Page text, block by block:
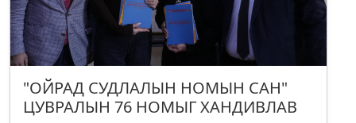
"ОЙРАД СУДЛАЛЫН НОМЫН САН"
ЦУВРАЛЫН 76 НОМЫГ ХАНДИВЛАВ